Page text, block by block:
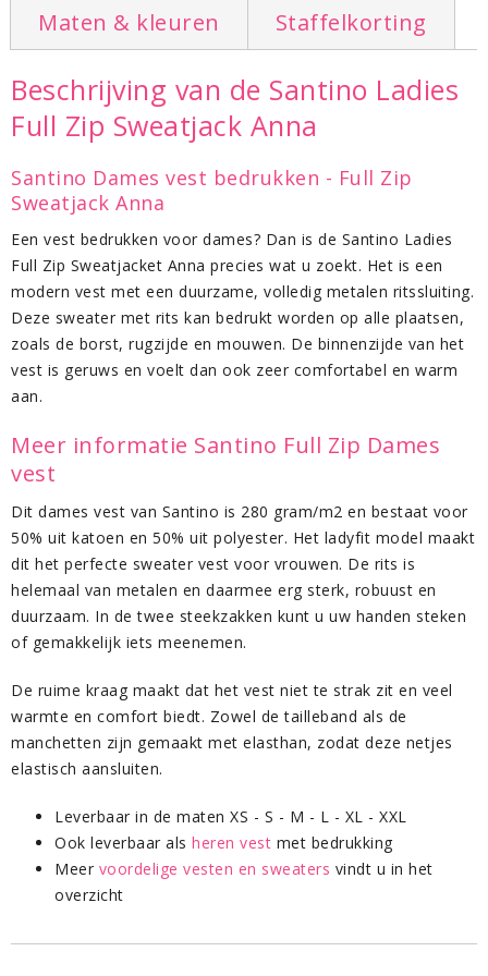
Leverbaar in de maten XS - S - M - L - XL - XXL
Ook leverbaar alsheren vestmet bedrukking
Meer
voordelige vesten en sweaters
vindt u in het
overzicht
Maten & kleuren
Staffelkorting
Beschrijving van de Santino Ladies
Full Zip Sweatjack Anna
Santino Dames vest bedrukken - Full Zip
Sweatjack Anna
Een vest bedrukken voor dames? Dan is de Santino Ladies
Full Zip Sweatjacket Anna precies wat u zoekt. Het is een
modern vest met een duurzame, volledig metalen ritssluiting.
Deze sweater met rits kan bedrukt worden op alle plaatsen,
zoals de borst, rugzijde en mouwen. De binnenzijde van het
vest is geruws en voelt dan ook zeer comfortabel en warm
aan.
Meer informatie Santino Full Zip Dames
vest
Dit dames vest van Santino is 280 gram/m2 en bestaat voor
50% uit katoen en 50% uit polyester. Het ladyfit model maakt
dit het perfecte sweater vest voor vrouwen. De rits is
helemaal van metalen en daarmee erg sterk, robuust en
duurzaam. In de twee steekzakken kunt u uw handen steken
of gemakkelijk iets meenemen.
De ruime kraag maakt dat het vest niet te strak zit en veel
warmte en comfort biedt. Zowel de tailleband als de
manchetten zijn gemaakt met elasthan, zodat deze netjes
elastisch aansluiten.
Leverbaar in de maten XS - S - M - L - XL - XXL
Ook leverbaar als heren vest met bedrukking
Meer voordelige vesten en sweaters vindt u in het
overzicht